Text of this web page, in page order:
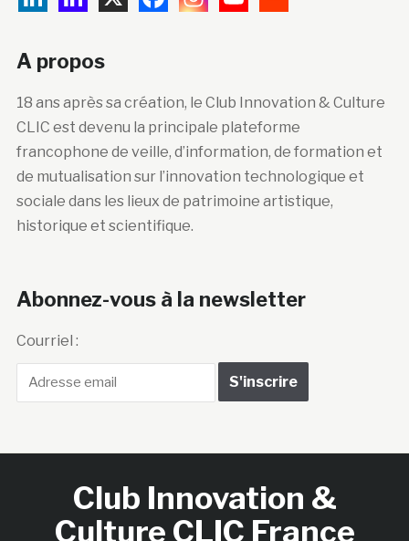
A propos
18 ans après sa création, le Club Innovation & Culture
CLIC est devenu la principale plateforme
francophone de veille, d’information, de formation et
de mutualisation sur l’innovation technologique et
sociale dans les lieux de patrimoine artistique,
historique et scientifique.
Abonnez-vous à la newsletter
Courriel :
Club Innovation &
Culture CLIC France